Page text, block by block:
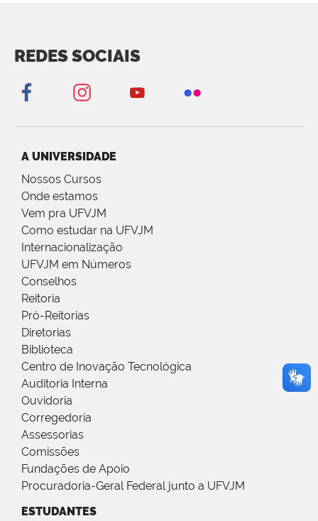
REDES SOCIAIS
A UNIVERSIDADE
Nossos Cursos
Onde estamos
Vem pra UFVJM
Como estudar na UFVJM
Internacionalização
UFVJM em Números
Conselhos
Reitoria
Pró-Reitorias
Diretorias
Biblioteca
Centro de Inovação Tecnológica
Auditoria Interna
Ouvidoria
Corregedoria
Assessorias
Comissões
Fundações de Apoio
Procuradoria-Geral Federal junto a UFVJM
ESTUDANTES